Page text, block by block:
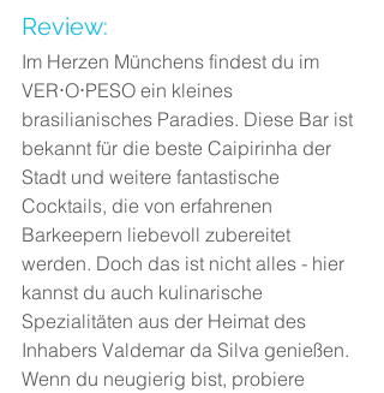
Review:
Im Herzen Münchens findest du im
VER⋅O⋅PESO ein kleines
brasilianisches Paradies. Diese Bar ist
bekannt für die beste Caipirinha der
Stadt und weitere fantastische
Cocktails, die von erfahrenen
Barkeepern liebevoll zubereitet
werden. Doch das ist nicht alles - hier
kannst du auch kulinarische
Spezialitäten aus der Heimat des
Inhabers Valdemar da Silva genießen.
Wenn du neugierig bist, probiere